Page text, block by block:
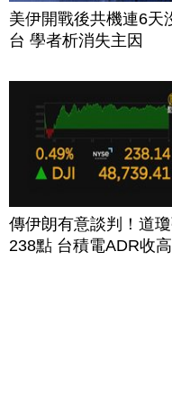
美伊開戰後共機連6天
台 學者析消失主因
傳伊朗有意談判！道
238點 台積電ADR收高